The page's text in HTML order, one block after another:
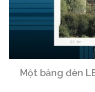
Một bảng đèn